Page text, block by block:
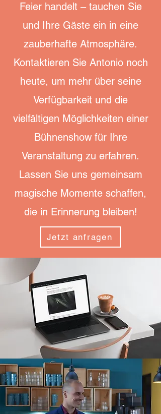
Feier handelt – tauchen Sie
und Ihre Gäste ein in eine
zauberhafte Atmosphäre.
Kontaktieren Sie Antonio noch
heute, um mehr über seine
Verfügbarkeit und die
vielfältigen Möglichkeiten einer
Bühnenshow für Ihre
Veranstaltung zu erfahren.
Lassen Sie uns gemeinsam
magische Momente schaffen,
die in Erinnerung bleiben!
Jetzt anfragen